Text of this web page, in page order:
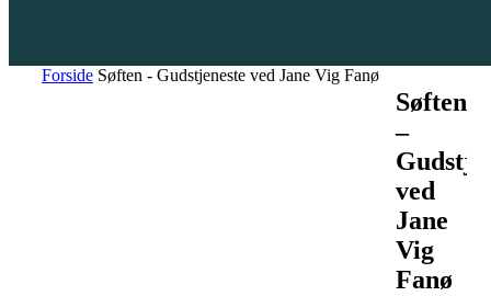
Forside Søften - Gudstjeneste ved Jane Vig Fanø
Søften
–
ved
Jane
Vig
Fanø